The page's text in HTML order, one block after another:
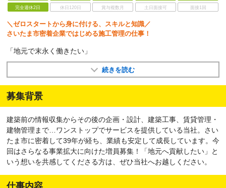
完全週休2日 休日120日 賞与複数月 土日面接可 面接1回
＼ゼロスタートから身に付ける、スキルと知識／
さいたま市密着企業ではじめる施工管理の仕事！
「地元で末永く働きたい」
続きを読む
募集背景
建築前の情報収集からその後の企画・設計、建築工事、賃貸管理・
建物管理まで…ワンストップでサービスを提供している当社。さい
たま市に密着して39年が経ち、業績も安定して成長しています。今
回はさらなる事業拡大に向けた増員募集！「地元へ貢献したい」と
いう想いを共感してくださる方は、ぜひ当社へお越しください。
仕事内容